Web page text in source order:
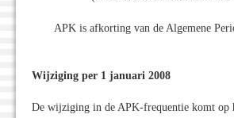
APK is afkorting van de Algemene
Wijziging per 1 januari 2008
De wijziging in de APK-frequentie komt op